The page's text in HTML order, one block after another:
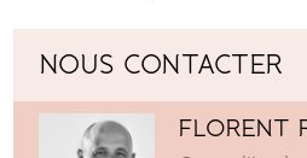
NOUS CONTACTER
FLORENT